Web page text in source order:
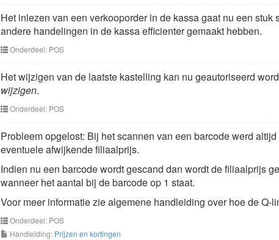
Het inlezen van een verkooporder in de kassa gaat nu een
andere handelingen in de kassa efficienter gemaakt hebben.
Onderdeel: POS
Het wijzigen van de laatste kastelling kan nu geautoriseerd
wijzigen.
Onderdeel: POS
Probleem opgelost: Bij het scannen van een barcode werd
eventuele afwijkende filiaalprijs.
Indien nu een barcode wordt gescand dan wordt de filiaalprijs
wanneer het aantal bij de barcode op 1 staat.
Voor meer informatie zie algemene handleiding over hoe de Q-
Onderdeel: POS
Handleiding: Prijzen en kortingen